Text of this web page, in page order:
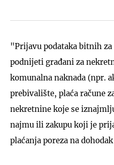
"Prijavu podataka bitnih
podnijeti građani za
komunalna naknada (npr.
prebivalište, plaća račune
nekretnine koje se
najmu ili zakupu koji je
plaćanja poreza na